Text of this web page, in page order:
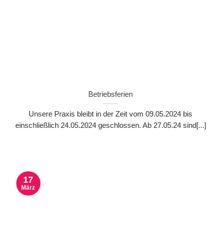
Betriebsferien
Unsere Praxis bleibt in der Zeit vom 09.05.2024 bis
einschließlich 24.05.2024 geschlossen. Ab 27.05.24 sind[...]
17
März